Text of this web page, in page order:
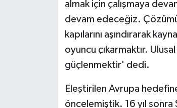
almak için çalışmaya
devam edeceğiz.
kapılarını aşındırarak
oyuncu çıkarmaktır.
güçlenmektir' dedi.
Eleştirilen Avrupa
öncelemiştik. 16 yıl sonra